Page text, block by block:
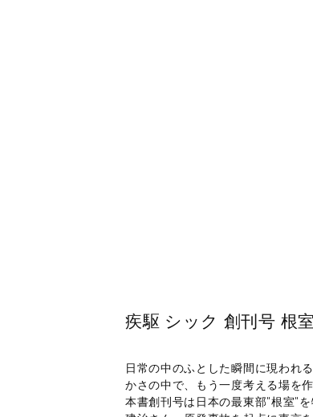
疾駆 シック 創刊号 根
日常の中のふとした瞬間に現われ
かさの中で、もう一度考える場を
本書創刊号は日本の最東部"根室"